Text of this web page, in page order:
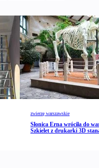
zwierzę warszawskie
Słonica Erna wróciła do
Szkielet z drukarki 3D